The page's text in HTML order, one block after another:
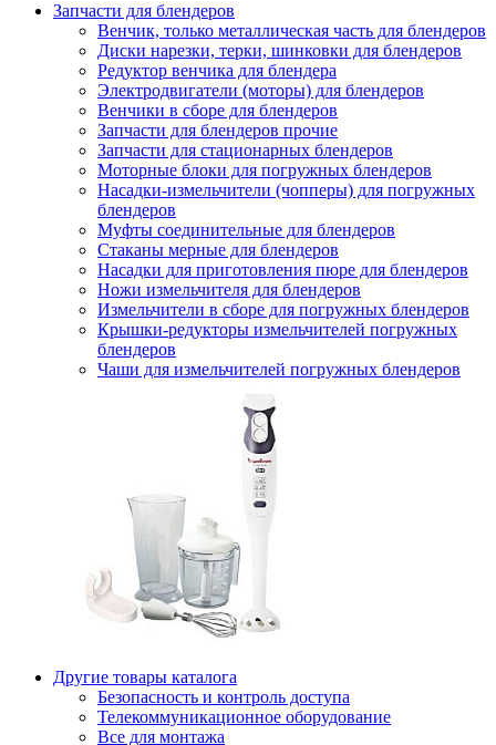
Запчасти для блендеров
Венчик, только металлическая часть для блендеров
Диски нарезки, терки, шинковки для блендеров
Редуктор венчика для блендера
Электродвигатели (моторы) для блендеров
Венчики в сборе для блендеров
Запчасти для блендеров прочие
Запчасти для стационарных блендеров
Моторные блоки для погружных блендеров
Насадки-измельчители (чопперы) для погружных
блендеров
Муфты соединительные для блендеров
Стаканы мерные для блендеров
Насадки для приготовления пюре для блендеров
Ножи измельчителя для блендеров
Измельчители в сборе для погружных блендеров
Крышки-редукторы измельчителей погружных
блендеров
Чаши для измельчителей погружных блендеров
Другие товары каталога
Безопасность и контроль доступа
Телекоммуникационное оборудование
Все для монтажа